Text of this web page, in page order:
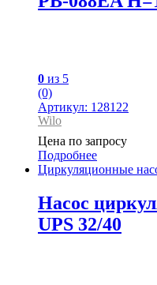
0 из 5
(0)
Артикул: 128122
Wilo
Цена по запросу
Подробнее
Циркуляционные
Насос
UPS 32/40